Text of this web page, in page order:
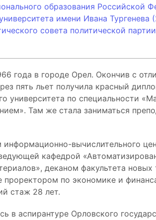
образования Российской
имени Ивана Тургенева
совета политической
года в городе Орел. Окончив с
пять льет получила красный
университета по специальности
Там же стала заниматься
вычислительного
кафедрой
деканом факультета новых
проректором по экономике и
стаж 28 лет.
в аспирантуре Орловского